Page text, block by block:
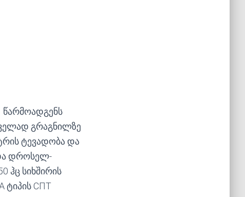
გრაგნილზე
ტევადობა და
დროსელ-
ჰც სიხშირის
ტიპის СПТ